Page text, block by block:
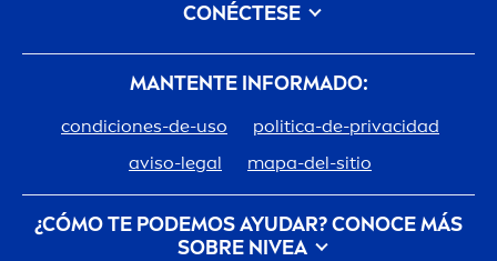
MANTENTE INFORMADO:
condiciones-de-uso
politica-de-privacidad
aviso-legal
mapa-del-sitio
¿CÓMO TE PODEMOS AYUDAR? CONOCE MÁS
SOBRE NIVEA
CONÉCTESE